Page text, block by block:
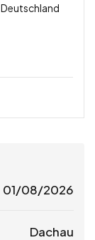
01/08/2026
Dachau